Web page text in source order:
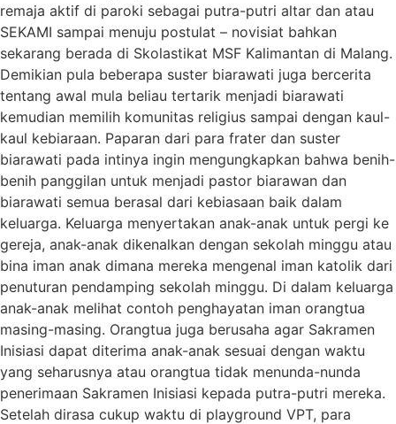
remaja aktif di paroki sebagai putra-putri altar dan atau
SEKAMI sampai menuju postulat – novisiat bahkan
sekarang berada di Skolastikat MSF Kalimantan di Malang.
Demikian pula beberapa suster biarawati juga bercerita
tentang awal mula beliau tertarik menjadi biarawati
kemudian memilih komunitas religius sampai dengan kaul-
kaul kebiaraan. Paparan dari para frater dan suster
biarawati pada intinya ingin mengungkapkan bahwa benih-
benih panggilan untuk menjadi pastor biarawan dan
biarawati semua berasal dari kebiasaan baik dalam
keluarga. Keluarga menyertakan anak-anak untuk pergi ke
gereja, anak-anak dikenalkan dengan sekolah minggu atau
bina iman anak dimana mereka mengenal iman katolik dari
penuturan pendamping sekolah minggu. Di dalam keluarga
anak-anak melihat contoh penghayatan iman orangtua
masing-masing. Orangtua juga berusaha agar Sakramen
Inisiasi dapat diterima anak-anak sesuai dengan waktu
yang seharusnya atau orangtua tidak menunda-nunda
penerimaan Sakramen Inisiasi kepada putra-putri mereka.
Setelah dirasa cukup waktu di playground VPT, para